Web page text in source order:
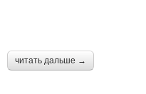
читать дальше →